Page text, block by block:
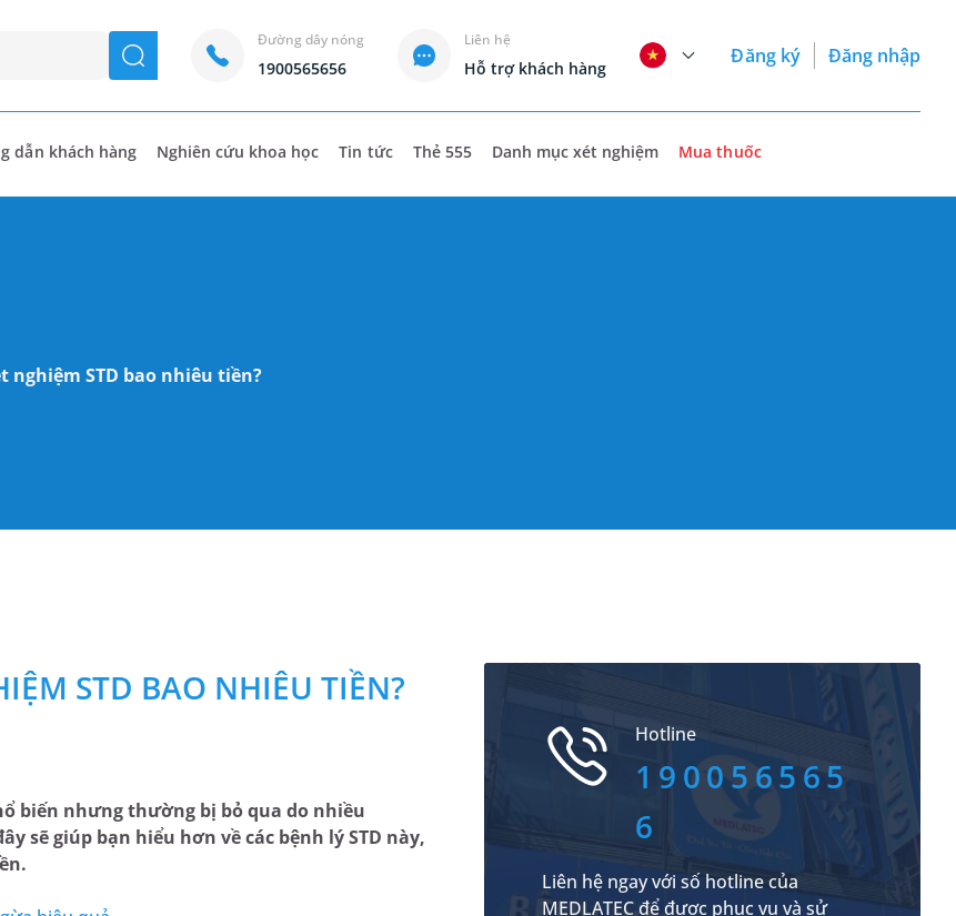
seach
Đường dây nóng
1900565656
Liên hệ
Hỗ trợ khách hàng
Đăng ký Đăng nhập
dẫn khách hàng Nghiên cứu khoa học Tin tức Thẻ 555 Danh mục xét nghiệm Mua thuốc
nghiệm STD bao nhiêu tiền?
STD BAO NHIÊU TIỀN?
biến nhưng thường bị bỏ qua do nhiều
sẽ giúp bạn hiểu hơn về các bệnh lý STD này,
Hotline
190056565
6
Liên hệ ngay với số hotline của
MEDLATEC để được phục vụ và sử